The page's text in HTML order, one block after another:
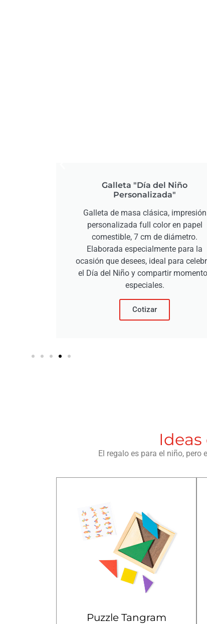
Galleta "Día del Niño
Personalizada"
Galleta de masa clásica, impresión
personalizada full color en papel
comestible, 7 cm de diámetro.
Elaborada especialmente para la
ocasión que desees, ideal para
el Día del Niño y compartir
especiales.
Cotizar
El regalo es para el niño,
Puzzle Tangram